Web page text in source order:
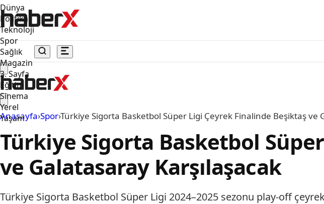
Dünya
Politika
Teknoloji
Spor
Sağlık
Magazin
3. Sayfa
Eğitim
Sinema
Yerel
Yaşam
Anasayfa›Spor›Türkiye Sigorta Basketbol Süper Ligi Çeyrek Finalinde Beşiktaş ve
Türkiye Sigorta Basketbol
ve Galatasaray Karşılaşacak
Türkiye Sigorta Basketbol Süper Ligi 2024–2025 sezonu play-off